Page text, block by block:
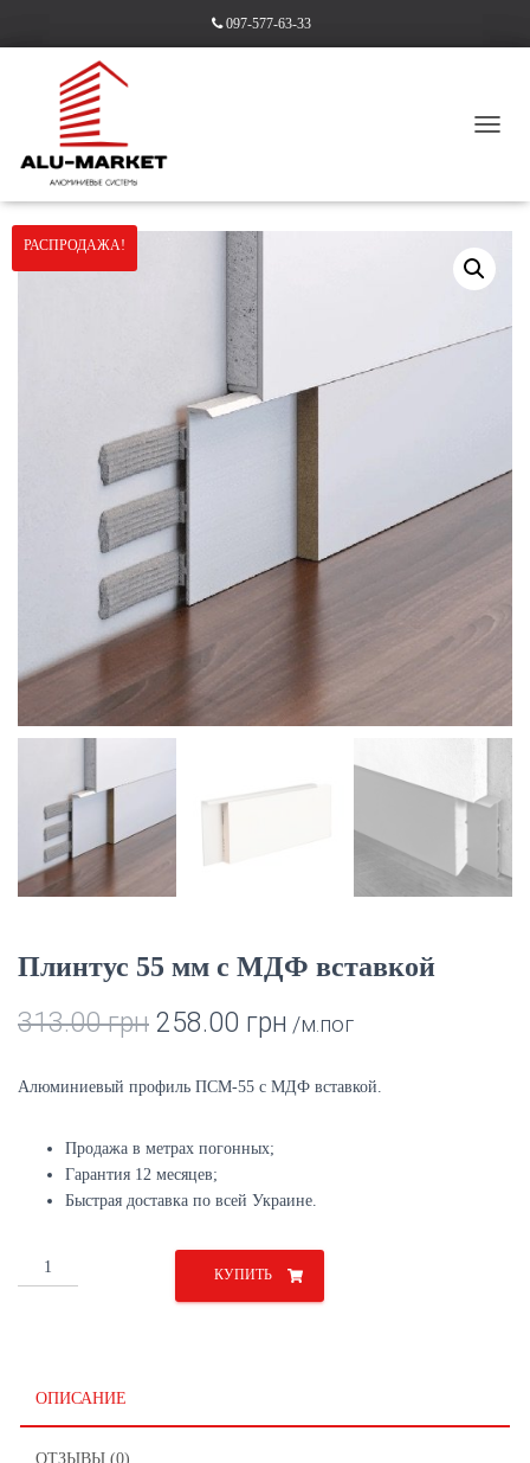
097-577-63-33
Е
К
Л
Ю
Г
Главная/Без категорії
РАСПРОДАЖА!
Плинтус 55 мм с МДФ вставкой
313.00грн 258.00 грн /м.пог
Алюминиевый профиль ПСМ-55 с МДФ вставкой.
Продажа в метрах погонных;
Гарантия 12 месяцев;
Быстрая доставка по всей Украине.
Количество
товара
КУПИТЬ
ОПИСАНИЕ
ОТЗЫВЫ (0)